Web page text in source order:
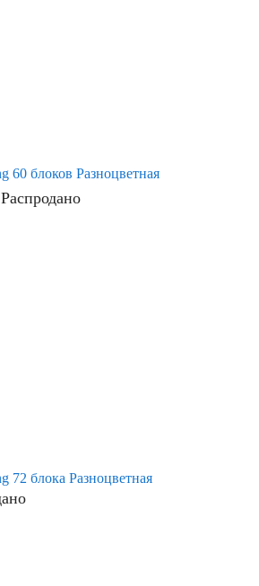
60 блоков Разноцветная
Распродано
72 блока Разноцветная